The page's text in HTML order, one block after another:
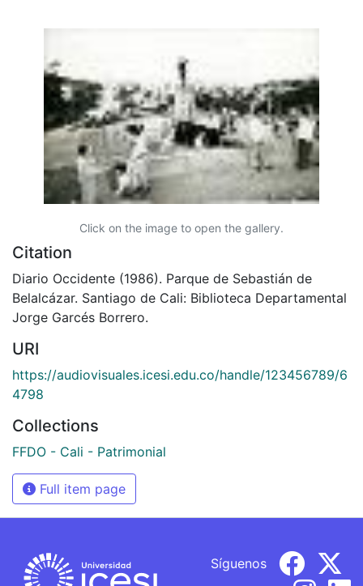
Click on the image to open the gallery.
Citation
Diario Occidente (1986). Parque de Sebastián de
Belalcázar. Santiago de Cali: Biblioteca Departamental
Jorge Garcés Borrero.
URI
https://audiovisuales.icesi.edu.co/handle/123456789/6
4798
Collections
FFDO - Cali - Patrimonial
Full item page
Síguenos